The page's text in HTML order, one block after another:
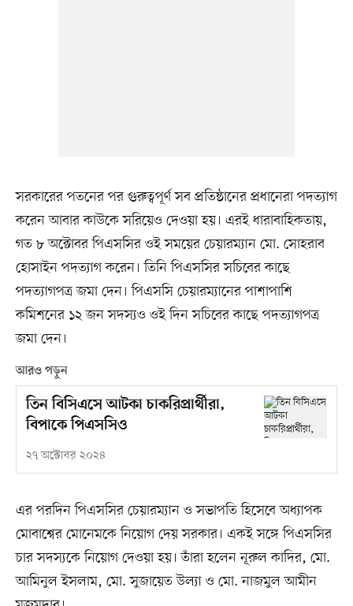
সরকারের পতনের পর গুরুত্বপূর্ণ সব প্রতিষ্ঠানের প্রধানেরা পদত্যাগ
করেন আবার কাউকে সরিয়েও দেওয়া হয়। এরই ধারাবাহিকতায়,
গত ৮ অক্টোবর পিএসসির ওই সময়ের চেয়ারম্যান মো. সোহরাব
হোসাইন পদত্যাগ করেন। তিনি পিএসসির সচিবের কাছে
পদত্যাগপত্র জমা দেন। পিএসসি চেয়ারম্যানের পাশাপাশি
কমিশনের ১২ জন সদস্যও ওই দিন সচিবের কাছে পদত্যাগপত্র
জমা দেন।
আরও পড়ুন
তিন বিসিএসে আটকা চাকরিপ্রার্থীরা,
বিপাকে পিএসসিও
২৭ অক্টোবর ২০২৪
এর পরদিন পিএসসির চেয়ারম্যান ও সভাপতি হিসেবে অধ্যাপক
মোবাশ্বের মোনেমকে নিয়োগ দেয় সরকার। একই সঙ্গে পিএসসির
চার সদস্যকে নিয়োগ দেওয়া হয়। তাঁরা হলেন নূরুল কাদির, মো.
আমিনুল ইসলাম, মো. সুজায়েত উল্যা ও মো. নাজমুল আমীন